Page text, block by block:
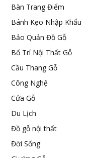
Bàn Trang Điểm
Bánh Kẹo Nhập Khẩu
Bảo Quản Đồ Gỗ
Bố Trí Nội Thất Gỗ
Cầu Thang Gỗ
Công Nghệ
Cửa Gỗ
Du Lịch
Đồ gỗ nội thất
Đời Sống